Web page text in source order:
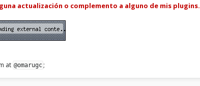
actualización o complemento a alguno de mis plugins.
at @omarugc ;